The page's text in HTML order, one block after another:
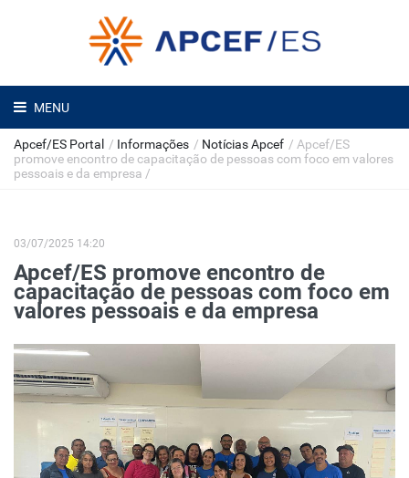
MENU
Apcef/ES Portal / Informações / Notícias Apcef / Apcef/ES
promove encontro de capacitação de pessoas com foco em valores
pessoais e da empresa /
03/07/2025 14:20
Apcef/ES promove encontro de
capacitação de pessoas com foco em
valores pessoais e da empresa